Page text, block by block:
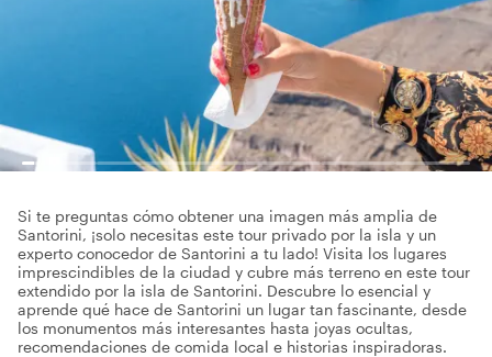
Si te preguntas cómo obtener una imagen más amplia de
Santorini, ¡solo necesitas este tour privado por la isla y un
experto conocedor de Santorini a tu lado! Visita los lugares
imprescindibles de la ciudad y cubre más terreno en este tour
extendido por la isla de Santorini. Descubre lo esencial y
aprende qué hace de Santorini un lugar tan fascinante, desde
los monumentos más interesantes hasta joyas ocultas,
recomendaciones de comida local e historias inspiradoras.